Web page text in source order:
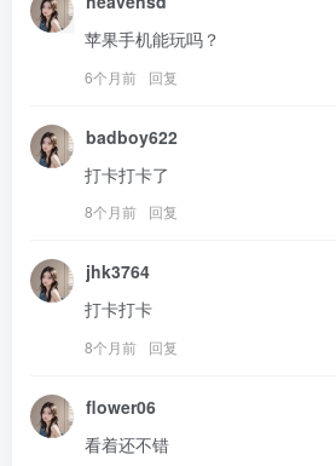
苹果手机能玩吗？
6个月前 回复
badboy622
打卡打卡了
8个月前 回复
jhk3764
打卡打卡
8个月前 回复
flower06
看着还不错